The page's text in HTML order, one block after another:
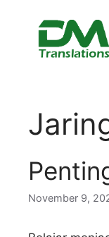
content
November 9,